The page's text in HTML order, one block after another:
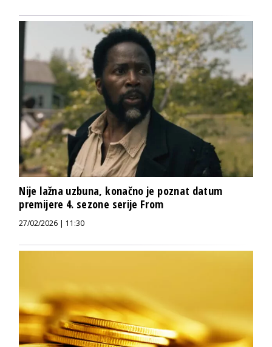
Nije lažna uzbuna, konačno je poznat datum
premijere 4. sezone serije From
27/02/2026 | 11:30